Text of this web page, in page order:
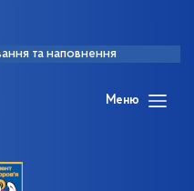
та наповнення
Меню